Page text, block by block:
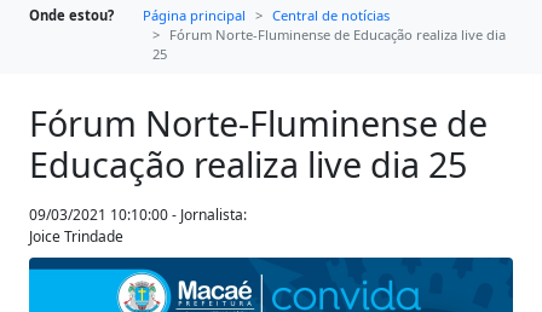
Onde estou? Página principal
Central de notícias
Fórum Norte-Fluminense de Educação realiza live dia
25
Fórum Norte-Fluminense de
Educação realiza live dia 25
09/03/2021 10:10:00 - Jornalista:
Joice Trindade